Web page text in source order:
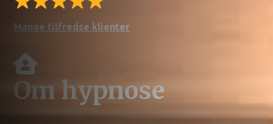
Mange tilfredse klienter
Om hypnose